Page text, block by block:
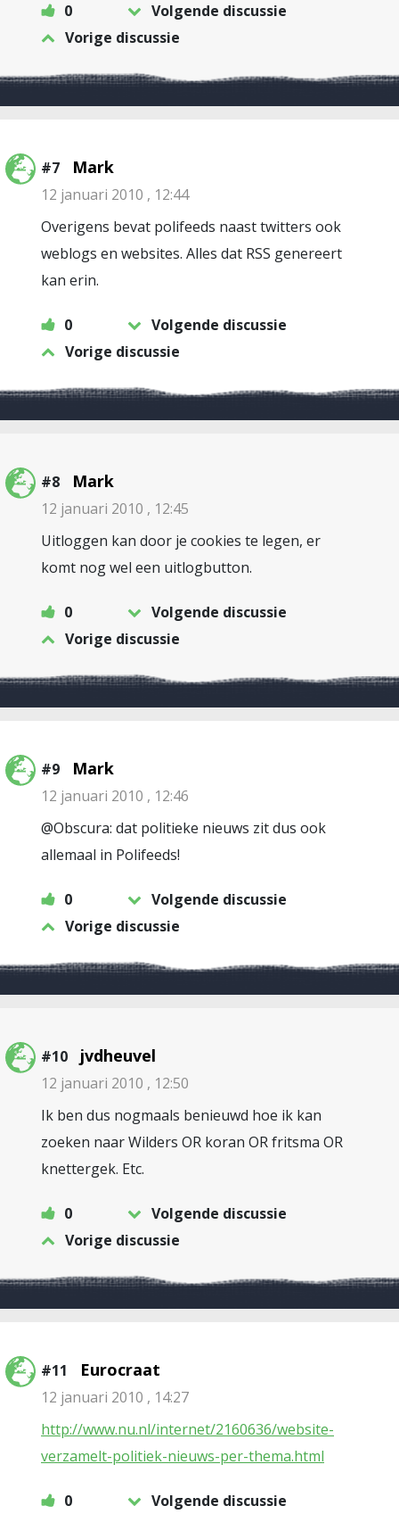
0
Volgende discussie
Vorige discussie
#7 Mark
12 januari 2010 , 12:44
Overigens bevat polifeeds naast twitters ook
weblogs en websites. Alles dat RSS genereert
kan erin.
0
Volgende discussie
Vorige discussie
#8 Mark
12 januari 2010 , 12:45
Uitloggen kan door je cookies te legen, er
komt nog wel een uitlogbutton.
0
Volgende discussie
Vorige discussie
#9 Mark
12 januari 2010 , 12:46
@Obscura: dat politieke nieuws zit dus ook
allemaal in Polifeeds!
0
Volgende discussie
Vorige discussie
#10 jvdheuvel
12 januari 2010 , 12:50
Ik ben dus nogmaals benieuwd hoe ik kan
zoeken naar Wilders OR koran OR fritsma OR
knettergek. Etc.
0
Volgende discussie
Vorige discussie
#11 Eurocraat
12 januari 2010 , 14:27
http://www.nu.nl/internet/2160636/website-
verzamelt-politiek-nieuws-per-thema.html
0 Volgende discussie